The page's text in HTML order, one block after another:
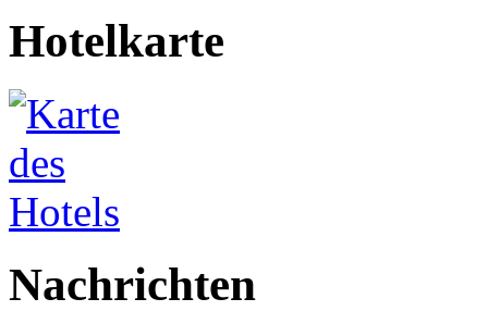
Hotelkarte
Nachrichten